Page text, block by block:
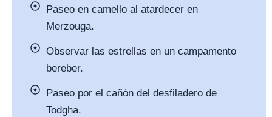
Paseo en camello al atardecer en
Merzouga.
Observar las estrellas en un campamento
bereber.
Paseo por el cañón del desfiladero de
Todgha.